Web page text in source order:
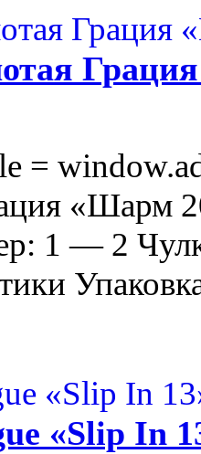
=
«Шарм
1 — 2
«Slip In